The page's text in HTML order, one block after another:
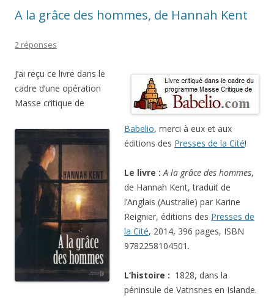
A la grâce des hommes, de Hannah Kent
2 réponses
J’ai reçu ce livre dans le
cadre d’une opération
Masse critique de
Babelio, merci à eux et aux
éditions des Presses de la Cité!
Le livre :A la grâce des hommes,
de Hannah Kent, traduit de
l’Anglais (Australie) par Karine
Reignier, éditions des Presses de
la Cité, 2014, 396 pages, ISBN
9782258104501.
L’histoire : 1828, dans la
péninsule de Vatnsnes en Islande.